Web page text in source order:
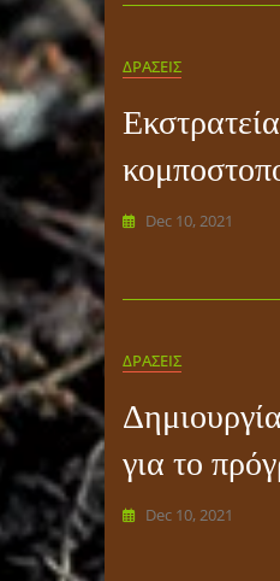
ΔΡΑΣΕΙΣ
Dec 10, 2021
ΔΡΑΣΕΙΣ
για το
Dec 10, 2021